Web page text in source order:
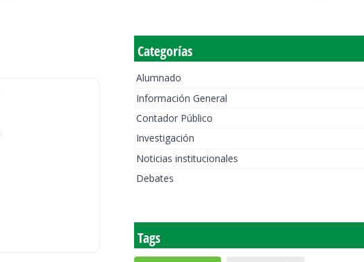
Categorías
Alumnado
Información General
Contador Público
Investigación
Noticias institucionales
Debates
Tags